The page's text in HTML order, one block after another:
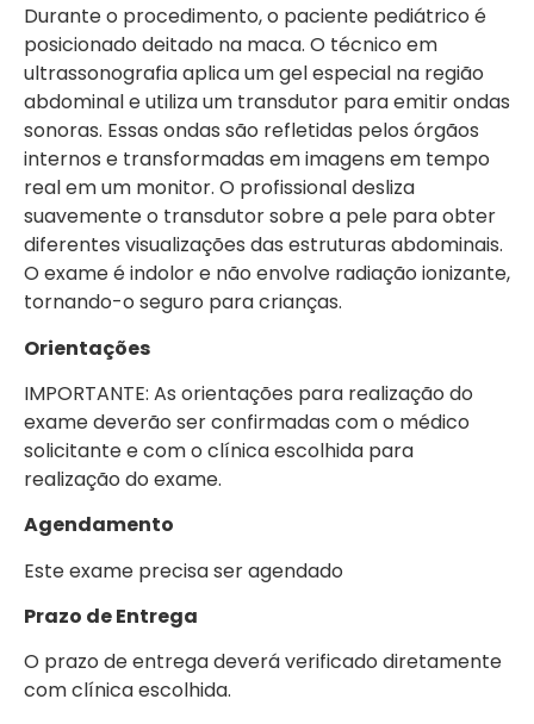
Durante o procedimento, o paciente pediátrico é
posicionado deitado na maca. O técnico em
ultrassonografia aplica um gel especial na região
abdominal e utiliza um transdutor para emitir ondas
sonoras. Essas ondas são refletidas pelos órgãos
internos e transformadas em imagens em tempo
real em um monitor. O profissional desliza
suavemente o transdutor sobre a pele para obter
diferentes visualizações das estruturas abdominais.
O exame é indolor e não envolve radiação ionizante,
tornando-o seguro para crianças.
Orientações
IMPORTANTE: As orientações para realização do
exame deverão ser confirmadas com o médico
solicitante e com o clínica escolhida para
realização do exame.
Agendamento
Este exame precisa ser agendado
Prazo de Entrega
O prazo de entrega deverá verificado diretamente
com clínica escolhida.